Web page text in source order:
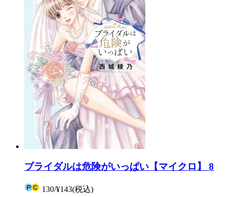
ブライダルは危険がいっぱい【マイクロ】 8
130/¥143(税込)